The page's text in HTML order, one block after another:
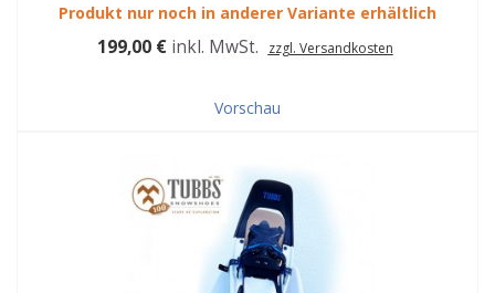
Produkt nur noch in anderer Variante erhältlich
199,00 € inkl. MwSt. zzgl. Versandkosten
Vorschau